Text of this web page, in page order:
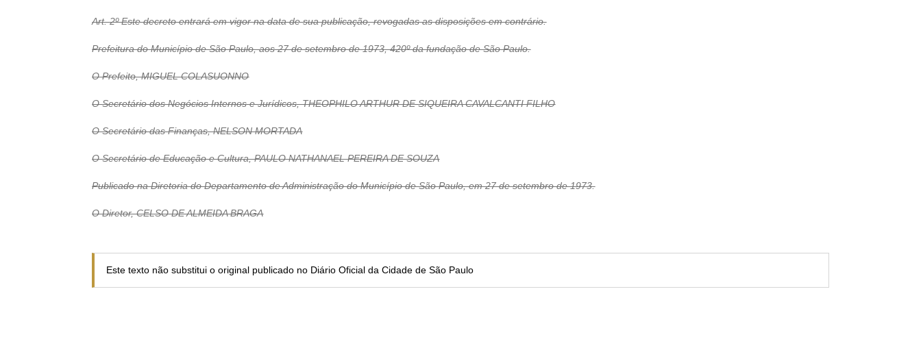
Art. 2º Este decreto entrará em vigor na data de sua publicação, revogadas as disposições em contrário.
Prefeitura do Município de São Paulo, aos 27 de setembro de 1973, 420º da fundação de São Paulo.
O Prefeito, MIGUEL COLASUONNO
O Secretário dos Negócios Internos e Jurídicos, THEOPHILO ARTHUR DE SIQUEIRA CAVALCANTI FILHO
O Secretário das Finanças, NELSON MORTADA
O Secretário de Educação e Cultura, PAULO NATHANAEL PEREIRA DE SOUZA
Publicado na Diretoria do Departamento de Administração do Município de São Paulo, em 27 de setembro de 1973.
O Diretor, CELSO DE ALMEIDA BRAGA
Este texto não substitui o original publicado no Diário Oficial da Cidade de São Paulo